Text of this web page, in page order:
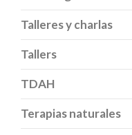
Talleres y charlas
Tallers
TDAH
Terapias naturales